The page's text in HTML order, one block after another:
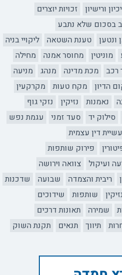
ורישיון
זכויות יוצרים
בסכום שלא נתבע
ונטען טענת השטאה
ליקויי בניה
מוניטין מחוסר אמנה
מחילה
רכב מכת מדינה מנהג
מניעה
הדיון מקח טעות
מקרקעין
נאמנות נזיקין
נזקי גוף
סילוק יד סעד זמני
עגמת נפש
עשיית דין עצמית
פירוק שותפות
ועיקול
צוואה וירושה
ריבית והצמדה שבועה
שדכנות
שותפות
שידוכים
שמירה
תאונות דרכים
תיווך תנאים
תקנת השוק